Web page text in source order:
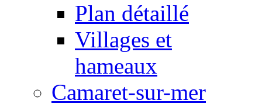
Plan détaillé
Villages et
hameaux
Camaret-sur-mer